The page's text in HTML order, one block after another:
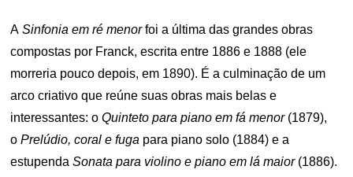
ASinfonia em ré menorfoi a última das grandes obras
compostas por Franck, escrita entre 1886 e 1888 (ele
morreria pouco depois, em 1890). É a culminação de um
arco criativo que reúne suas obras mais belas e
interessantes: oQuinteto para piano em fá menor (1879),
oPrelúdio, coral e fuga para piano solo (1884) e a
estupendaSonata para violino e piano em lá maior (1886).